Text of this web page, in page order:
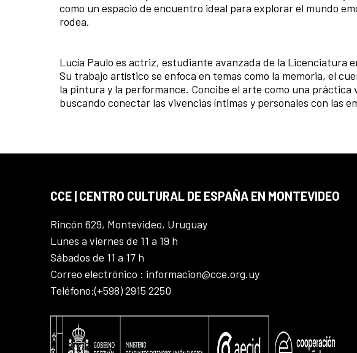
como un espacio de encuentro ideal para explorar el mundo
rodea.
Lucía Paulo es actriz, estudiante avanzada de la Licenciatura
Su trabajo artístico se enfoca en temas como la memoria, el
la pintura y la performance. Concibe el arte como una práctica
buscando conectar las vivencias íntimas y personales con las
CCE | CENTRO CULTURAL DE ESPAÑA EN MONTEVIDEO
Rincón 629, Montevideo, Uruguay
Lunes a viernes de 11 a 19 h
Sábados de 11 a 17 h
Correo electrónico : informacion@cce.org.uy
Teléfono:(+598) 2915 2250